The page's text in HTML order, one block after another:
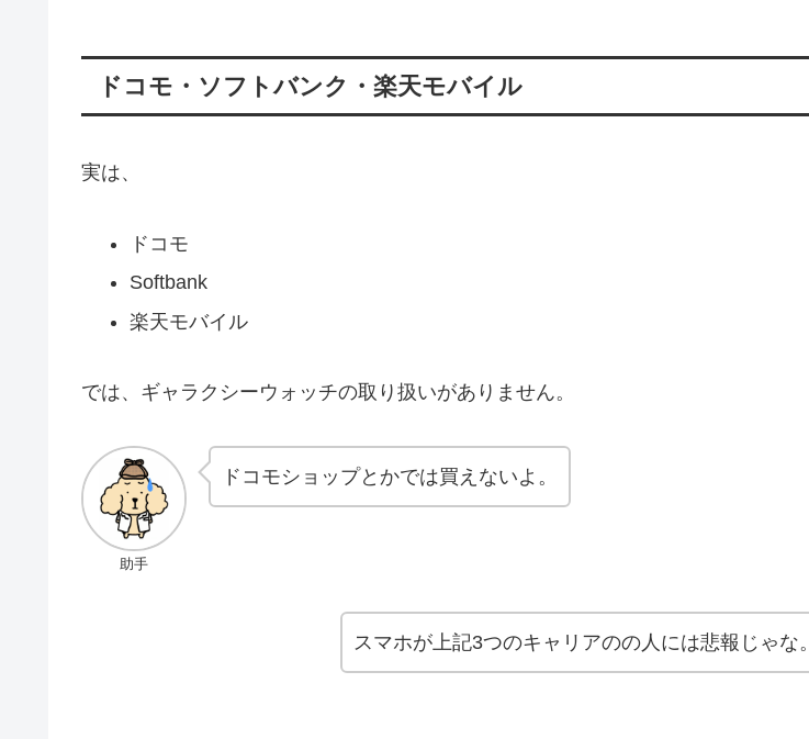
ドコモ・ソフトバンク・楽天モバイル
実は、
ドコモ
Softbank
楽天モバイル
では、ギャラクシーウォッチの取り扱いがありません。
助手
ドコモショップとかでは買えないよ。
スマホが上記3つのキャリアのの人には悲報じゃな。